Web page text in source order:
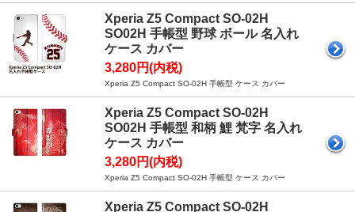
Xperia Z5 Compact SO-02H
SO02H 手帳型 野球 ボール 名入れ
ケース カバー
3,280円(内税)
Xperia Z5 Compact SO-02H 手帳型 ケース カバー
Xperia Z5 Compact SO-02H
SO02H 手帳型 和柄 鯉 梵字 名入れ
ケース カバー
3,280円(内税)
Xperia Z5 Compact SO-02H 手帳型 ケース カバー
Xperia Z5 Compact SO-02H